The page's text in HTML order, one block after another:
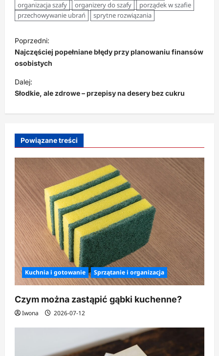
organizacja szafy
organizery do szafy
porządek w szafie
przechowywanie ubrań
sprytne rozwiązania
Z
o
b
a
c
z
i
s
y
Poprzedni:
Najczęściej popełniane błędy przy planowaniu finansów
osobistych
Dalej:
Słodkie, ale zdrowe – przepisy na desery bez cukru
Powiązane treści
Kuchnia i gotowanie Sprzątanie i organizacja
Czym można zastąpić gąbki kuchenne?
Iwona 2026-07-12